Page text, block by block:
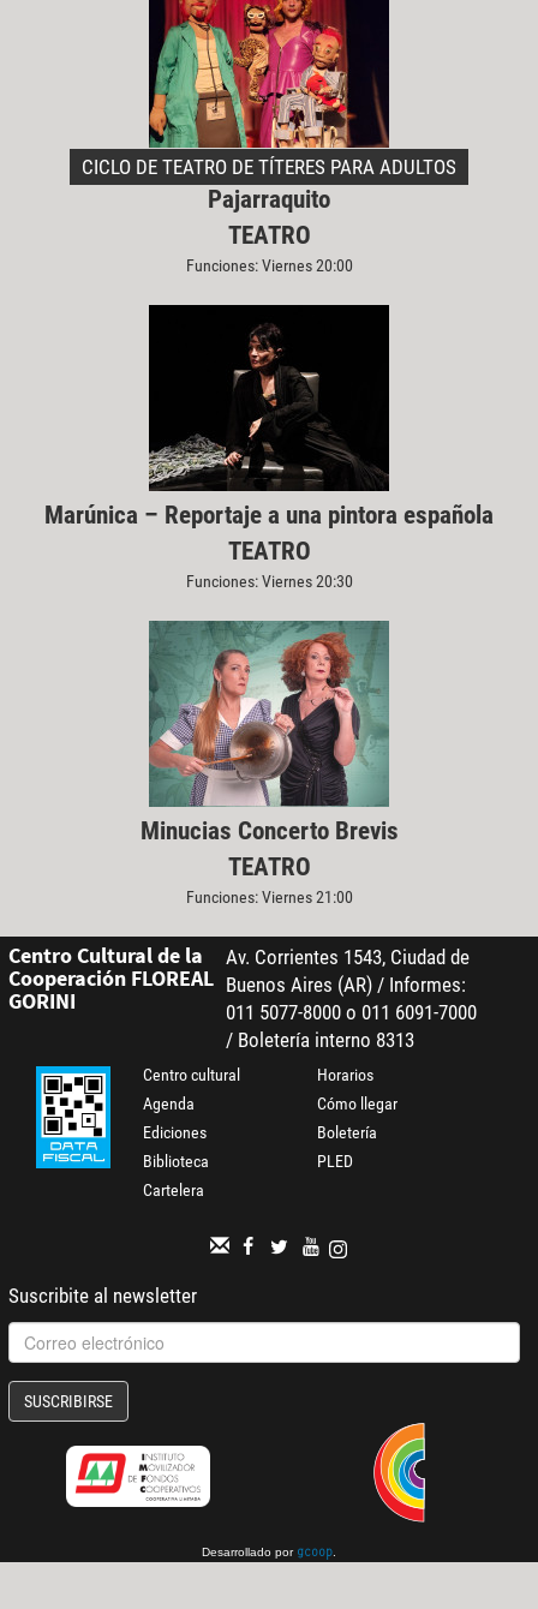
CICLO DE TEATRO DE TÍTERES PARA ADULTOS
Pajarraquito
TEATRO
Funciones: Viernes 20:00
Marúnica – Reportaje a una pintora española
TEATRO
Funciones: Viernes 20:30
Minucias Concerto Brevis
TEATRO
Funciones: Viernes 21:00
Centro Cultural de la
Cooperación FLOREAL
GORINI
Av. Corrientes 1543, Ciudad de
Buenos Aires (AR) / Informes:
011 5077-8000 o 011 6091-7000
/ Boletería interno 8313
Centro cultural
Agenda
Ediciones
Biblioteca
Cartelera
Horarios
Cómo llegar
Boletería
PLED
Suscribite al newsletter
SUSCRIBIRSE
Desarrollado por gcoop